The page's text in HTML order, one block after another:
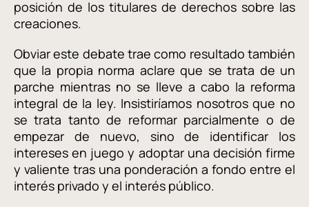
posición de los titulares de derechos sobre las
creaciones.
Obviar este debate trae como resultado también
que la propia norma aclare que se trata de un
parche mientras no se lleve a cabo la reforma
integral de la ley. Insistiríamos nosotros que no
se trata tanto de reformar parcialmente o de
empezar de nuevo, sino de identificar los
intereses en juego y adoptar una decisión firme
y valiente tras una ponderación a fondo entre el
interés privado y el interés público.